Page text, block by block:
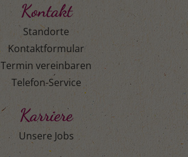
Kontakt
Standorte
Kontaktformular
Termin vereinbaren
Telefon-Service
Karriere
Unsere Jobs